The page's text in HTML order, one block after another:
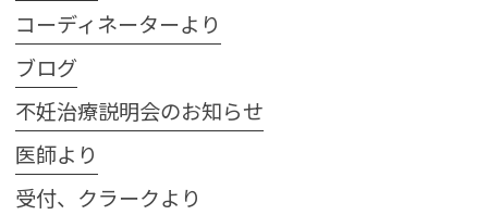
コーディネーターより
ブログ
不妊治療説明会のお知らせ
医師より
受付、クラークより